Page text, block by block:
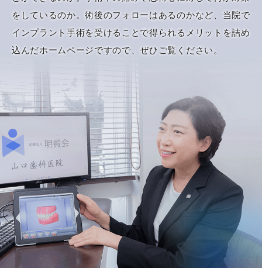
をしているのか。術後のフォローはあるのかなど、当院で
インプラント手術を受けることで得られるメリットを詰め
込んだホームページですので、ぜひご覧ください。